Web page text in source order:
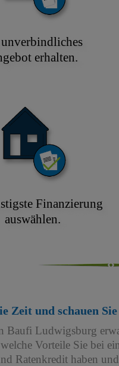
erhalten.
Finanzierung
auswählen.
Zeit und schauen
Baufi Ludwigsburg
Vorteile Sie bei
Ratenkredit haben